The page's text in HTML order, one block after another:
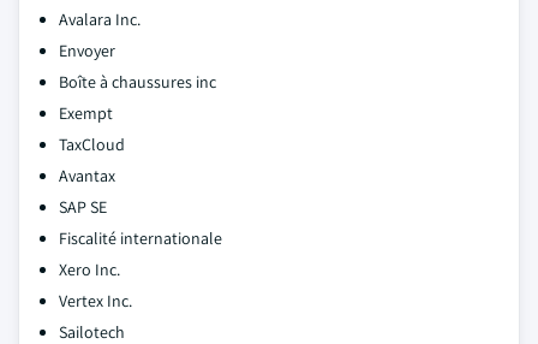
Avalara Inc.
Envoyer
Boîte à chaussures inc
Exempt
TaxCloud
Avantax
SAP SE
Fiscalité internationale
Xero Inc.
Vertex Inc.
Sailotech